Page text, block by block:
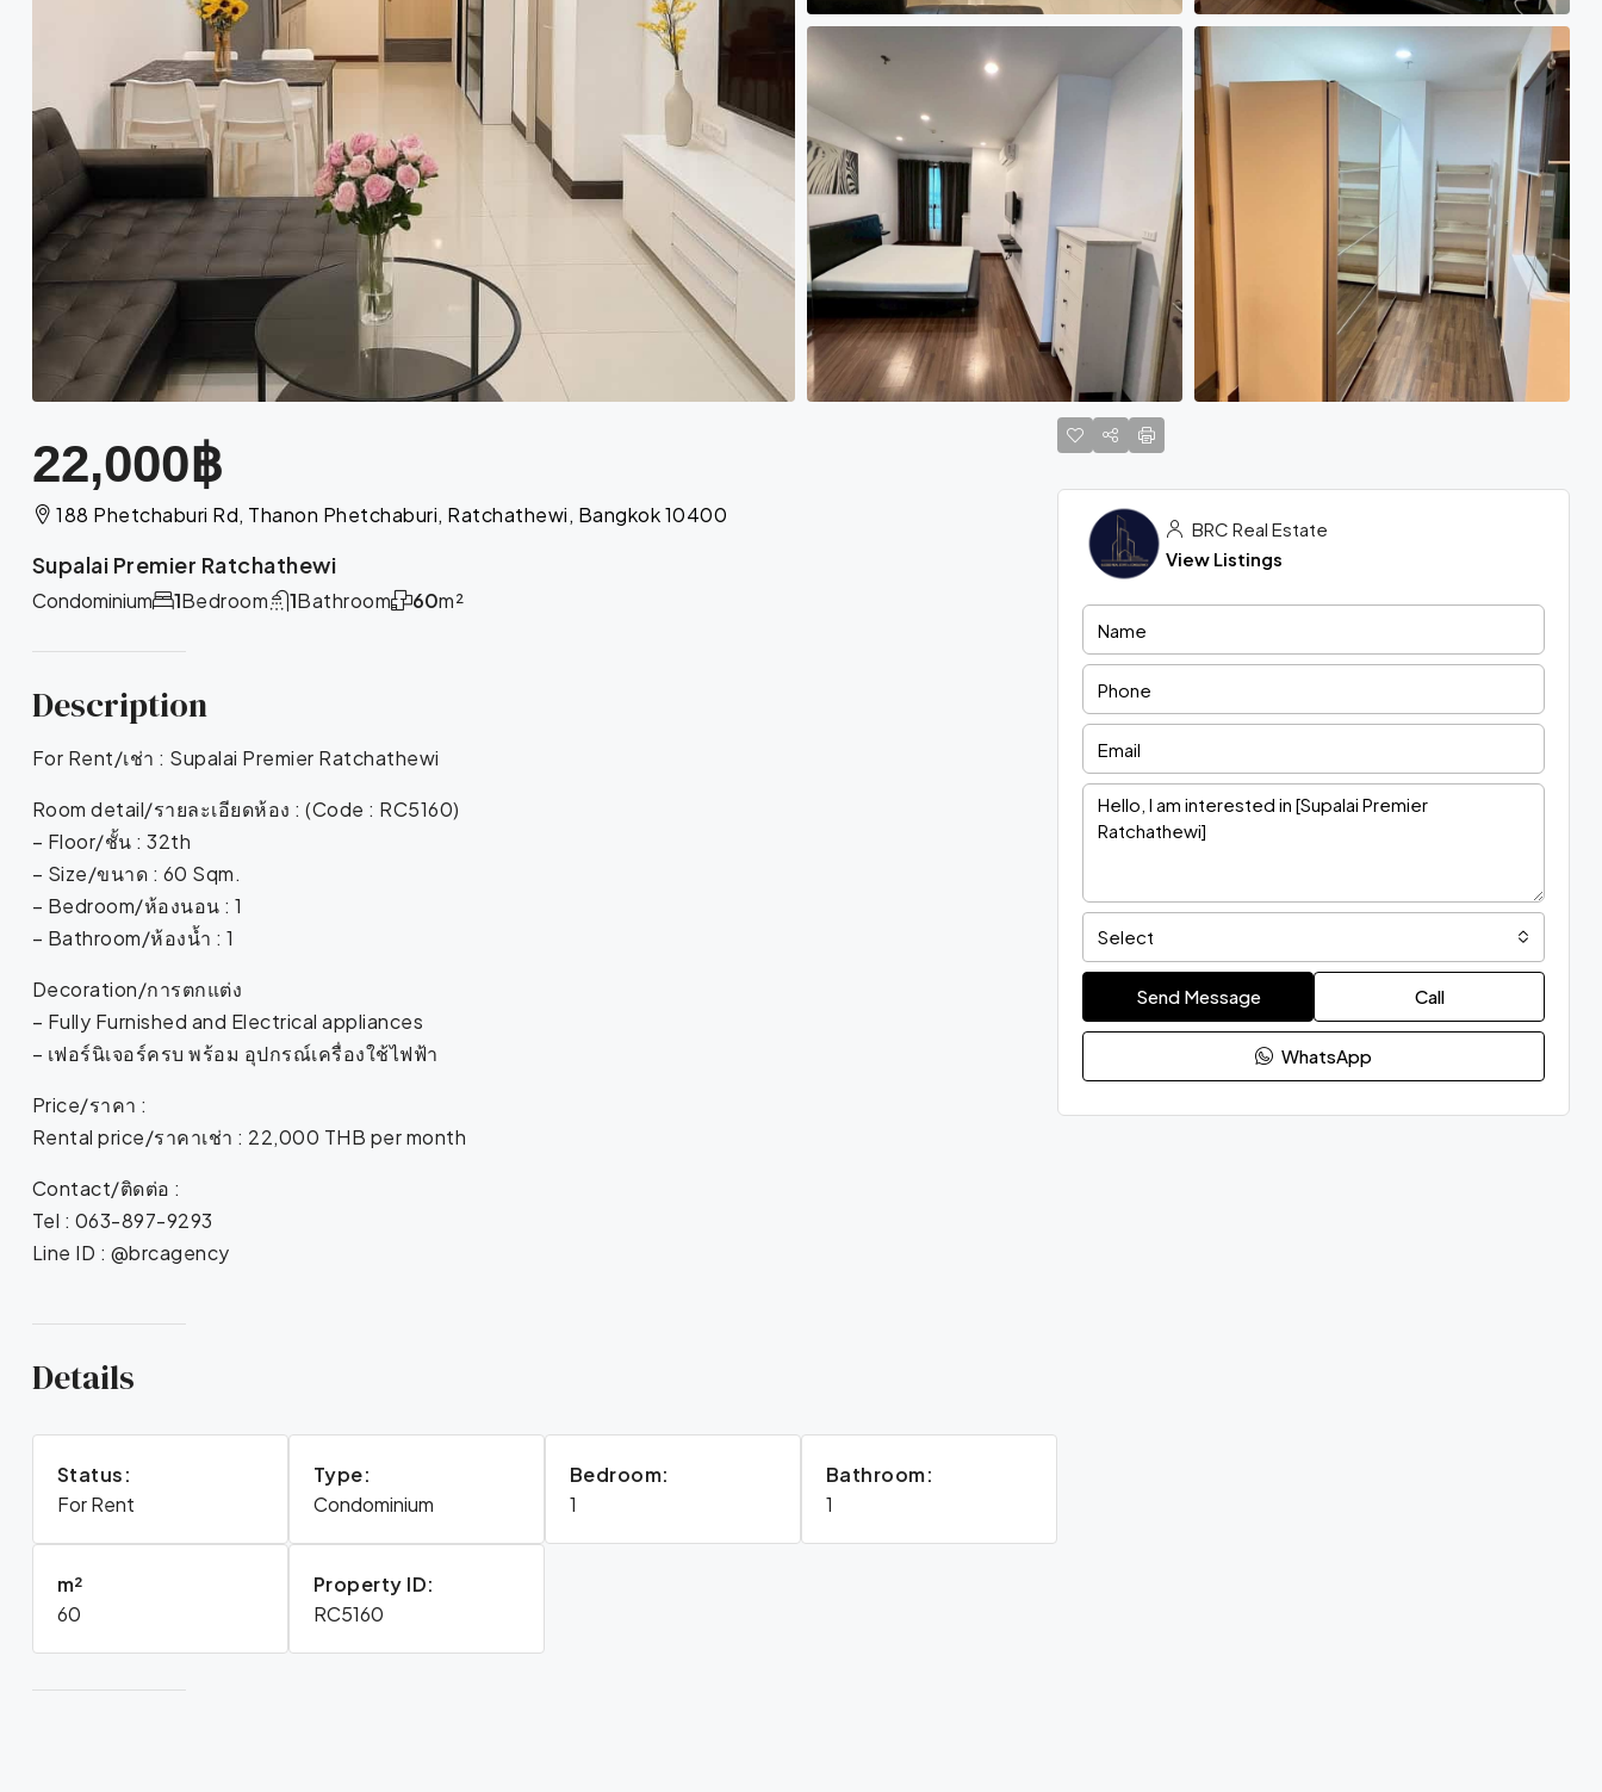
22,000฿
188 Phetchaburi Rd, Thanon Phetchaburi, Ratchathewi, Bangkok 10400
Supalai Premier Ratchathewi
Condominium Bedroom
1 Bathroom
1 m²
60
Description
For Rent/เช่า : Supalai Premier Ratchathewi
Room detail/รายละเอียดห้อง : (Code : RC5160)
– Floor/ชั้น : 32th
– Size/ขนาด : 60 Sqm.
– Bedroom/ห้องนอน : 1
– Bathroom/ห้องน้ำ : 1
Decoration/การตกแต่ง
– Fully Furnished and Electrical appliances
– เฟอร์นิเจอร์ครบ พร้อม อุปกรณ์เครื่องใช้ไฟฟ้า
Price/ราคา :
Rental price/ราคาเช่า : 22,000 THB per month
Contact/ติดต่อ :
Tel : 063-897-9293
Line ID : @brcagency
Details
Status:
For Rent
Type:
Condominium
Bedroom:
1
Bathroom:
1
m²
60
Property ID:
RC5160
BRC Real Estate
View Listings
Select
Send Message Call
WhatsApp